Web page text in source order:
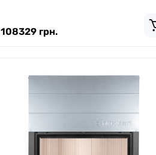
108329 грн.